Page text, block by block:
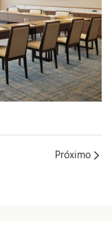
Próximo